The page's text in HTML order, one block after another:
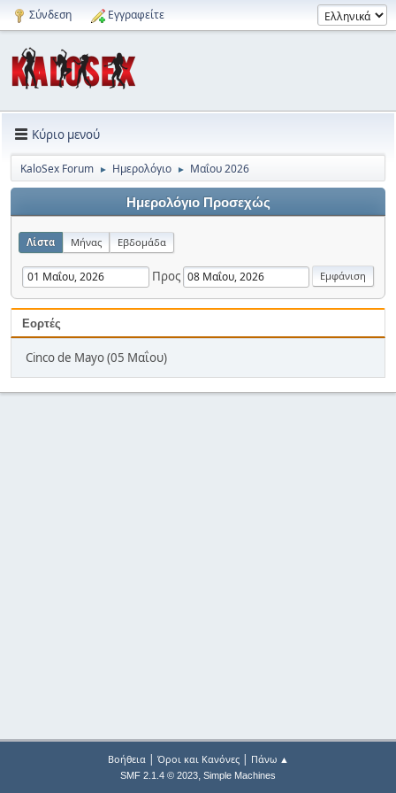
Σύνδεση Εγγραφείτε
Κύριο μενού
KaloSex Forum ► Ημερολόγιο ► Μαΐου 2026
Ημερολόγιο Προσεχώς
Λίστα Μήνας Εβδομάδα
Προς
Εορτές
Cinco de Mayo (05 Μαΐου)
Βοήθεια| Όροι και Κανόνες| Πάνω ▲
SMF 2.1.4 © 2023, Simple Machines